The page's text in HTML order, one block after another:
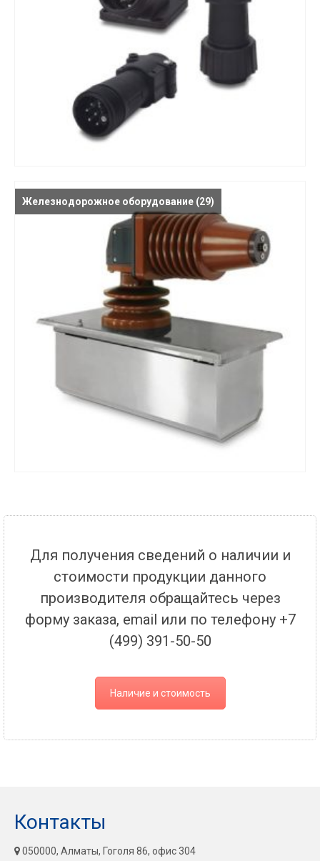
Железнодорожное оборудование (29)
Для получения сведений о наличии и
стоимости продукции данного
производителя обращайтесь через
форму заказа, email или по телефону +7
(499) 391-50-50
Наличие и стоимость
Контакты
050000, Алматы, Гоголя 86, офис 304